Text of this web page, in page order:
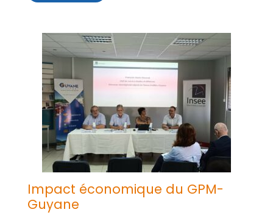
Impact économique du GPM-
Guyane